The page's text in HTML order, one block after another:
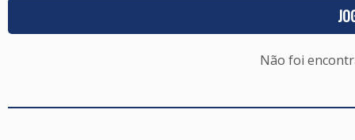
Não foi